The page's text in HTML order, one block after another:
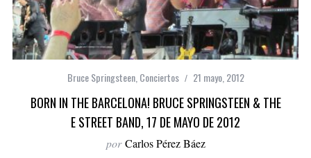
Bruce Springsteen, Conciertos 21 mayo, 2012
BORN IN THE BARCELONA! BRUCE SPRINGSTEEN & THE
E STREET BAND, 17 DE MAYO DE 2012
por Carlos Pérez Báez